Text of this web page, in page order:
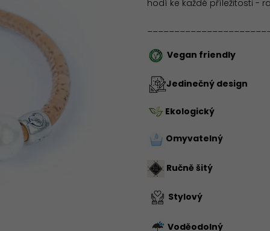
hodí ke každé příležitosti -
Vegan friendly
Jedinečný design
Ekologický
Omyvatelný
Ručně šitý
Stylový
Voděodolný